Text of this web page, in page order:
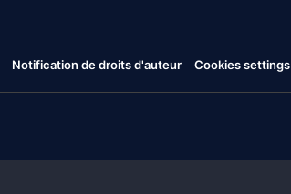
Notification de droits d'auteur Cookies settings